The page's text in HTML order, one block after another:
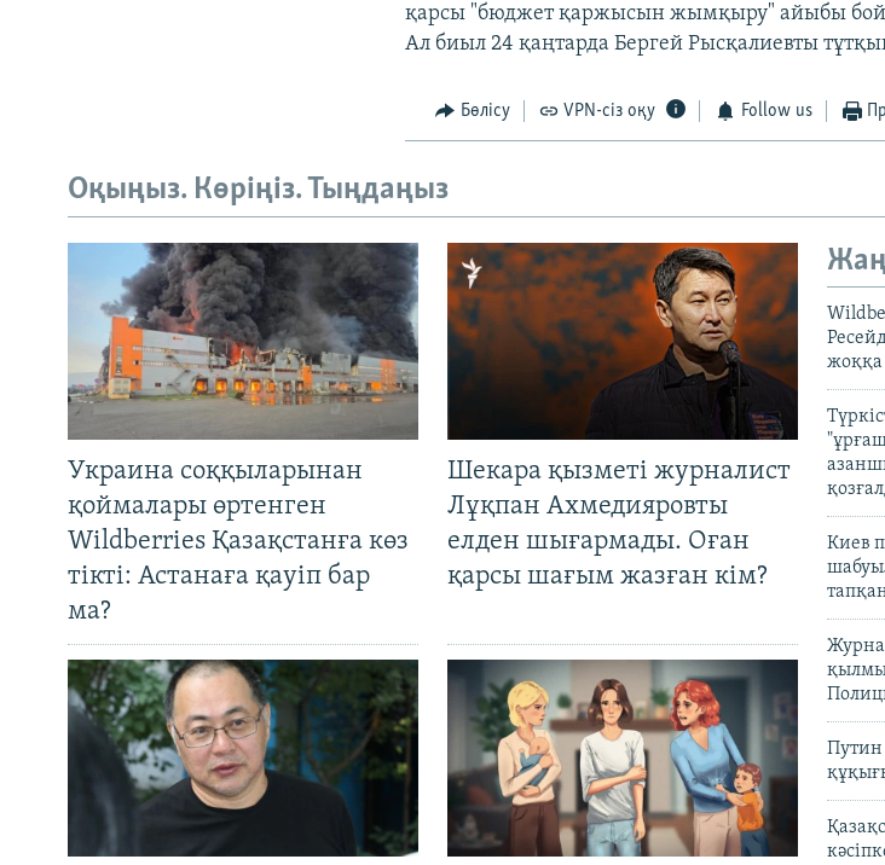
қарсы "бюджет қаржысын жымқыру" айыбы
Ал биыл 24 қаңтарда Бергей Рысқалиевты
Бөлісу VPN-сіз оқу Follow us
Оқыңыз. Көріңіз. Тыңдаңыз
Украина соққыларынан
қоймалары өртенген
Wildberries Қазақстанға көз
тікті: Астанаға қауіп бар
ма?
Шекара қызметі журналист
Лұқпан Ахмедияровты
елден шығармады. Оған
қарсы шағым жазған кім?
Киев
Путин